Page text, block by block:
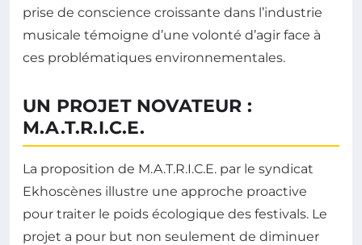
prise de conscience croissante dans l’industrie
musicale témoigne d’une volonté d’agir face à
ces problématiques environnementales.
UN PROJET NOVATEUR :
M.A.T.R.I.C.E.
La proposition de M.A.T.R.I.C.E. par le syndicat
Ekhoscènes illustre une approche proactive
pour traiter le poids écologique des festivals. Le
projet a pour but non seulement de diminuer